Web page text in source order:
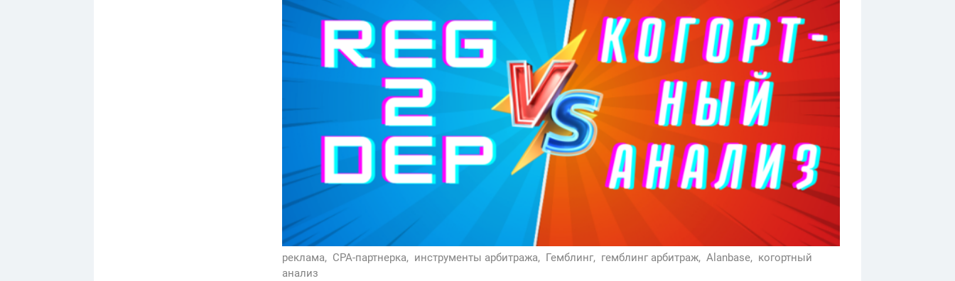
реклама, CPA-партнерка, инструменты арбитража, Гемблинг, гемблинг арбитраж, Alanbase, когортный
анализ